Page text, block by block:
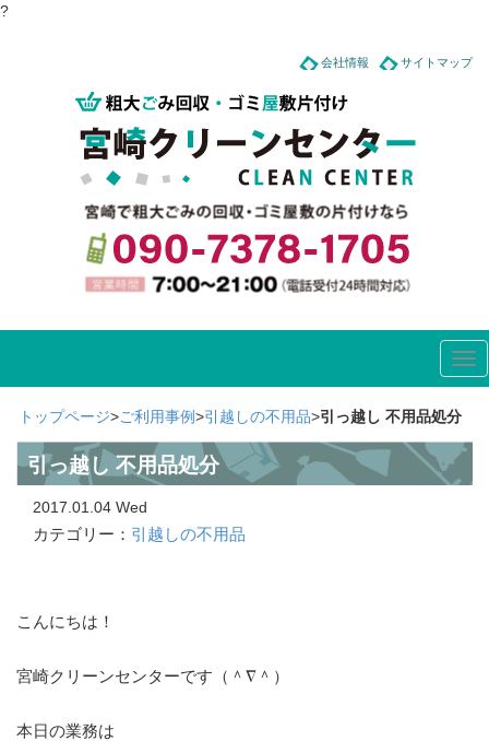
?
会社情報 サイトマップ
トップページ>ご利用事例>引越しの不用品>引っ越し 不用品処分
引っ越し 不用品処分
2017.01.04 Wed
カテゴリー： 引越しの不用品
こんにちは！
宮崎クリーンセンターです（＾∇＾）
本日の業務は